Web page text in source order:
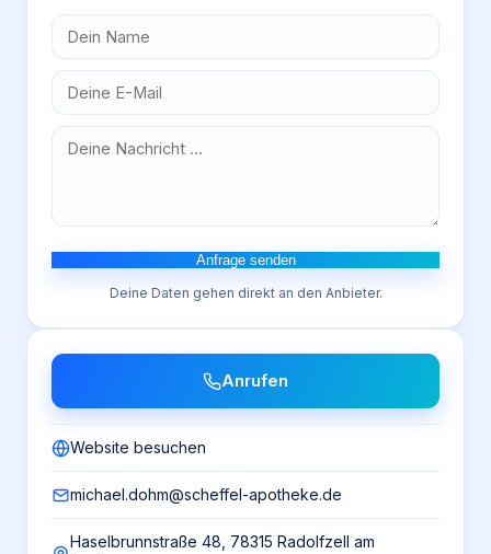
Anfrage senden
Deine Daten gehen direkt an den Anbieter.
Anrufen
Website besuchen
michael.dohm@scheffel-apotheke.de
Haselbrunnstraße 48, 78315 Radolfzell am